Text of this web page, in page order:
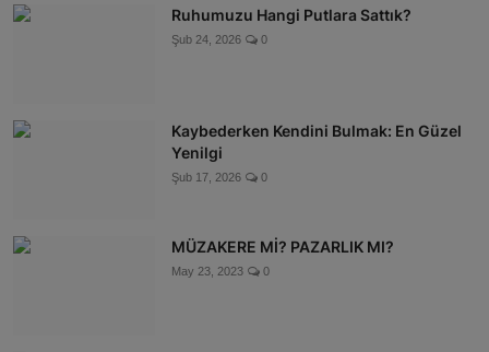
Ruhumuzu Hangi Putlara Sattık?
Şub 24, 2026 0
Kaybederken Kendini Bulmak: En Güzel
Yenilgi
Şub 17, 2026 0
MÜZAKERE Mİ? PAZARLIK MI?
May 23, 2023 0